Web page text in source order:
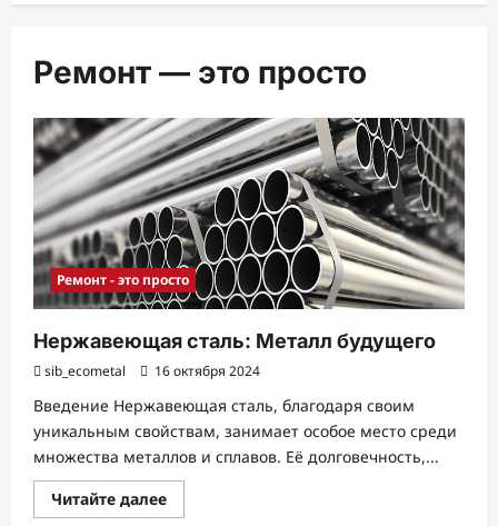
Ремонт — это просто
Ремонт - это просто
Нержавеющая сталь: Металл будущего
sib_ecometal 16 октября 2024
Введение Нержавеющая сталь, благодаря своим
уникальным свойствам, занимает особое место среди
множества металлов и сплавов. Её долговечность,...
Читайте далееПрочитать
больше